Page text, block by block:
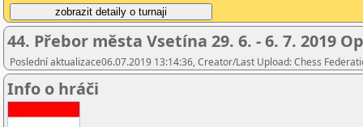
44. Přebor města Vsetína 29. 6. - 6. 7. 2019
Poslední aktualizace06.07.2019 13:14:36, Creator/Last Upload: Chess
Info o hráči